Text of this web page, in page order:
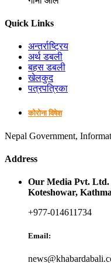
Quick Links
अन्तर्राष्ट्रिय
अर्थ डबली
बहस डबली
खेलकुद
पत्रपत्रिका
कोरोना विषेश
Nepal Government,
Address
Our Media Pvt. Ltd.
Koteshowar,
+977-014611734
Email: